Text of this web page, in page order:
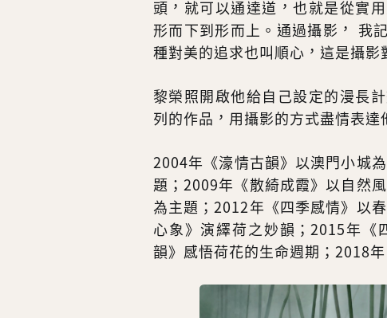
頭，就可以通達道，也就是從實
形而下到形而上。通過攝影， 我
種對美的追求也叫順心，這是攝影
黎榮照開啟他給自己設定的漫長
列的作品，用攝影的方式盡情表達
2004年《濠情古韻》以澳門小城
題；2009年《散綺成霞》以自然
為主題；2012年《四季感情》以
心象》演繹荷之妙韻；2015年《
韻》感悟荷花的生命週期；2018